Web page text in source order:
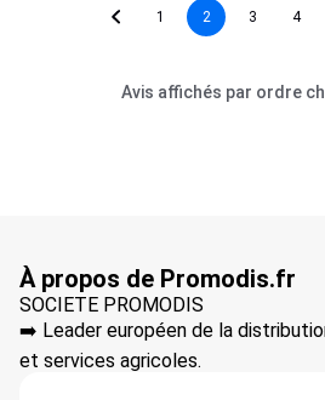
1 2 3 4
Avis affichés par ordre
À propos de Promodis.fr
SOCIETE PROMODIS
➡️ Leader européen de la
et services agricoles.